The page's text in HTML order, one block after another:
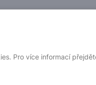
Pro více informací